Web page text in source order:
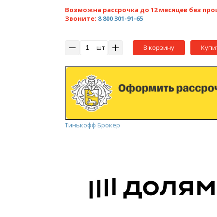
Возможна рассрочка до 12 месяцев без
Звоните: 8 800 301-91-65
шт В корзину
Тинькофф Брокер